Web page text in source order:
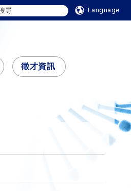
Language
徵才資訊